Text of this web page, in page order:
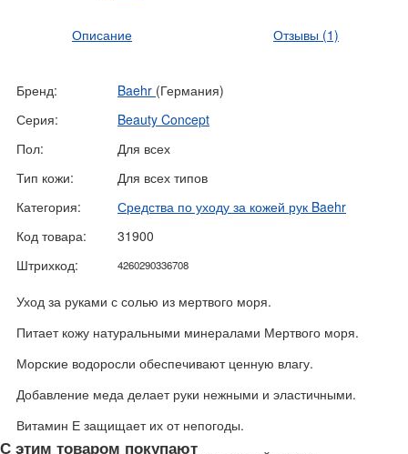
Описание Отзывы (1)
Бренд: Baehr (Германия)
Серия:
Beauty Concept
Пол:
Для всех
Тип кожи:
Для всех типов
Категория:
Средства по уходу за кожей рук Baehr
Код товара:
31900
Штрихкод:
4260290336708
Уход за руками с солью из мертвого моря.
Питает кожу натуральными минералами Мертвого моря.
Морские водоросли обеспечивают ценную влагу.
Добавление меда делает руки нежными и эластичными.
Витамин Е защищает их от непогоды.
С этим товаром покупают